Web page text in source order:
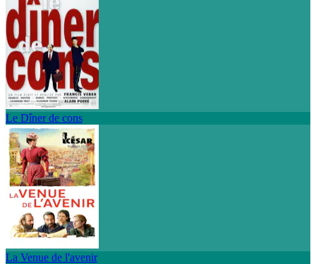
Le Dîner de cons
La Venue de l'avenir